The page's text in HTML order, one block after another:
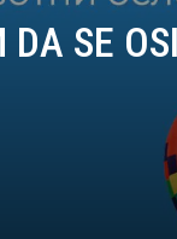
DA SE